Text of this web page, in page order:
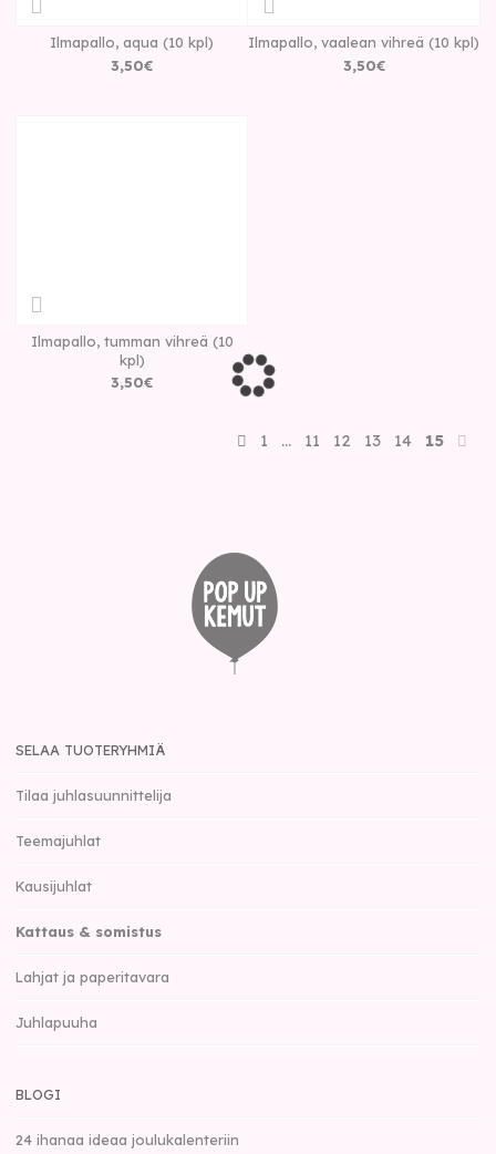
Ilmapallo, aqua (10 kpl)
3,50€
Ilmapallo, vaalean vihreä (10 kpl)
3,50€
Ilmapallo, tumman vihreä (10
kpl)
3,50€
1 … 11 12 13 14 15
SELAA TUOTERYHMIÄ
Tilaa juhlasuunnittelija
Teemajuhlat
Kausijuhlat
Kattaus & somistus
Lahjat ja paperitavara
Juhlapuuha
BLOGI
24 ihanaa ideaa joulukalenteriin